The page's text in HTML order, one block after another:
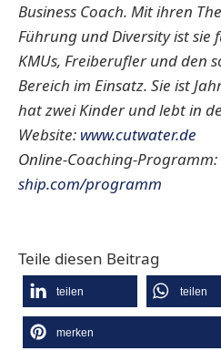
Business Coach. Mit ihren
Führung und Diversity ist sie
KMUs, Freiberufler und den
Bereich im Einsatz. Sie ist
hat zwei Kinder und lebt in
Website: www.cutwater.de
Online-Coaching-Programm:
ship.com/programm
Teile diesen Beitrag
teilen teilen
merken